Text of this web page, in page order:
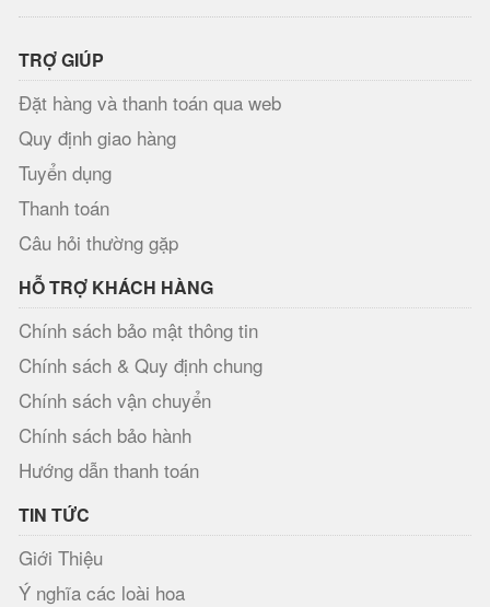
TRỢ GIÚP
Đặt hàng và thanh toán qua web
Quy định giao hàng
Tuyển dụng
Thanh toán
Câu hỏi thường gặp
HỖ TRỢ KHÁCH HÀNG
Chính sách bảo mật thông tin
Chính sách & Quy định chung
Chính sách vận chuyển
Chính sách bảo hành
Hướng dẫn thanh toán
TIN TỨC
Giới Thiệu
Ý nghĩa các loài hoa